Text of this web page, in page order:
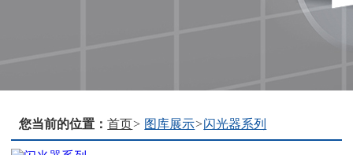
您当前的位置：首页> 图库展示>闪光器系列